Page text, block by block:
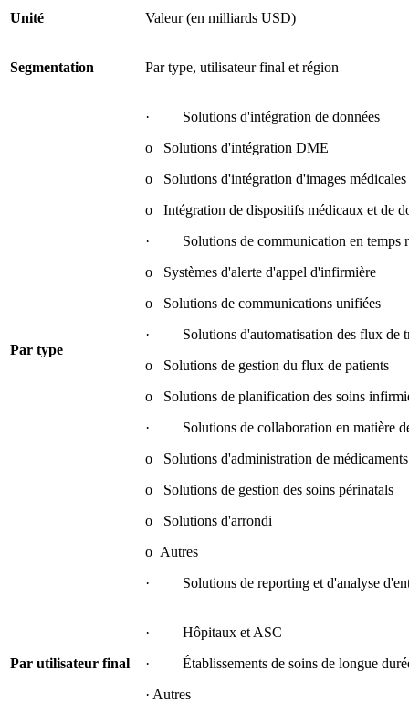
Unité Valeur (en milliards USD)
Segmentation Par type, utilisateur final et région
Par type
· Solutions d'intégration de données
o Solutions d'intégration DME
o Solutions d'intégration d'images médicales
o Intégration de dispositifs médicaux et de
· Solutions de communication en temps
o Systèmes d'alerte d'appel d'infirmière
o Solutions de communications unifiées
· Solutions d'automatisation des flux de
o Solutions de gestion du flux de patients
o Solutions de planification des soins
· Solutions de collaboration en matière
o Solutions d'administration de médicaments
o Solutions de gestion des soins périnatals
o Solutions d'arrondi
o Autres
· Solutions de reporting et d'analyse
Par utilisateur final
· Hôpitaux et ASC
· Établissements de soins de longue
· Autres